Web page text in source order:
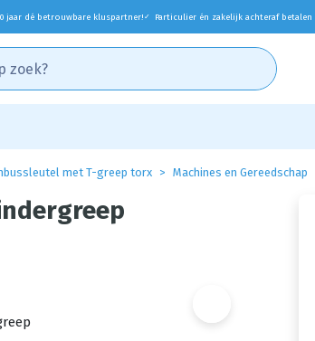
jaar dé betrouwbare kluspartner! ✓ Particulier én zakelijk achteraf betalen
met T-greep torx Machines en Gereedschap